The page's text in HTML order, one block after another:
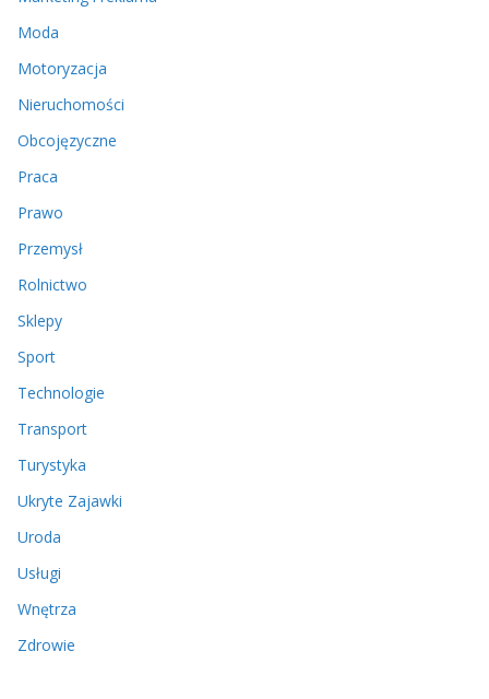
Moda
Motoryzacja
Nieruchomości
Obcojęzyczne
Praca
Prawo
Przemysł
Rolnictwo
Sklepy
Sport
Technologie
Transport
Turystyka
Ukryte Zajawki
Uroda
Usługi
Wnętrza
Zdrowie